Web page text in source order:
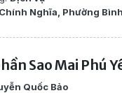
Nghĩa, Phường
Sao Mai Phú
Quốc Bảo